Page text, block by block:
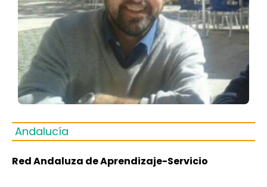
Andalucía
Red Andaluza de Aprendizaje-Servicio